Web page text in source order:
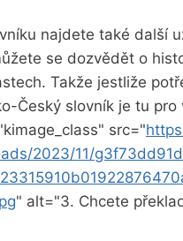
najdete také další
se dozvědět o
Takže jestliže
Český slovník je tu pro
src="
2023/11/
" alt="3. Chcete